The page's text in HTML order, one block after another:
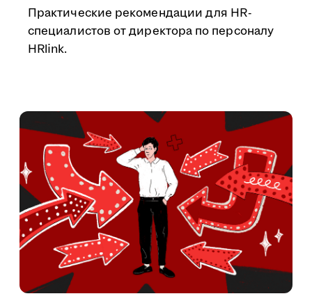
Практические рекомендации для HR-
специалистов от директора по персоналу
HRlink.